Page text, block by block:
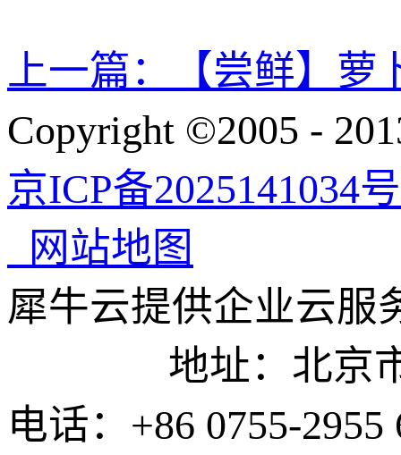
上一篇：
【尝鲜】萝
Copyright ©2005 -
京ICP备2025141034
网站地图
犀牛云提供企业云服
地址：北京市东
电话：+86 0755-2955